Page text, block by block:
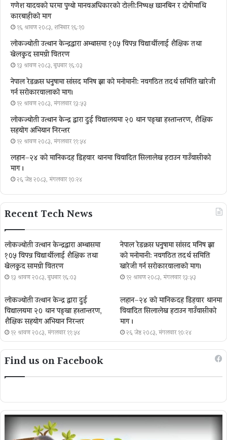
गणेश यादवको घरमा पुग्याे मानवअधिकारकाे टोली:निष्पक्ष छानबिन र दोषीमाथि
कारबाहीको माग
१६ श्रावण २०८३, शनिबार १६:१०
लोकज्योती उत्थान केन्द्रद्वारा अम्बासमा १०५ विपन्न विद्यार्थीलाई शैक्षिक तथा
खेलकुद सामग्री वितरण
१३ श्रावण २०८३, बुधबार १६:०३
नेपाल रेडक्रस धनुषामा सांसद मनिष झा को मनोमानी: नवगठित तदर्थ समिति खारेजी
गर्न सरोकारवालाको माग।
१२ श्रावण २०८३, मंगलवार १३:५३
लोकज्योती उत्थान केन्द्र द्वारा दुई विद्यालयमा २० थान पङ्खा हस्तान्तरण, शैक्षिक
सहयोग अभियान निरन्तर
१२ श्रावण २०८३, मंगलवार ११:५४
लहान–२४ को मानिकदह डिहवार थानमा विवादित सिलालेख हटाउन गाउँवासीको
माग ।
२६ जेष्ठ २०८३, मंगलवार १०:२४
Recent Tech News
लोकज्योती उत्थान केन्द्रद्वारा अम्बासमा
१०५ विपन्न विद्यार्थीलाई शैक्षिक तथा
खेलकुद सामग्री वितरण
१३ श्रावण २०८३, बुधबार १६:०३
नेपाल रेडक्रस धनुषामा सांसद मनिष झा
को मनोमानी: नवगठित तदर्थ समिति
खारेजी गर्न सरोकारवालाको माग।
१२ श्रावण २०८३, मंगलवार १३:५३
लोकज्योती उत्थान केन्द्र द्वारा दुई
विद्यालयमा २० थान पङ्खा हस्तान्तरण,
शैक्षिक सहयोग अभियान निरन्तर
१२ श्रावण २०८३, मंगलवार ११:५४
लहान–२४ को मानिकदह डिहवार थानमा
विवादित सिलालेख हटाउन गाउँवासीको
माग ।
२६ जेष्ठ २०८३, मंगलवार १०:२४
Find us on Facebook